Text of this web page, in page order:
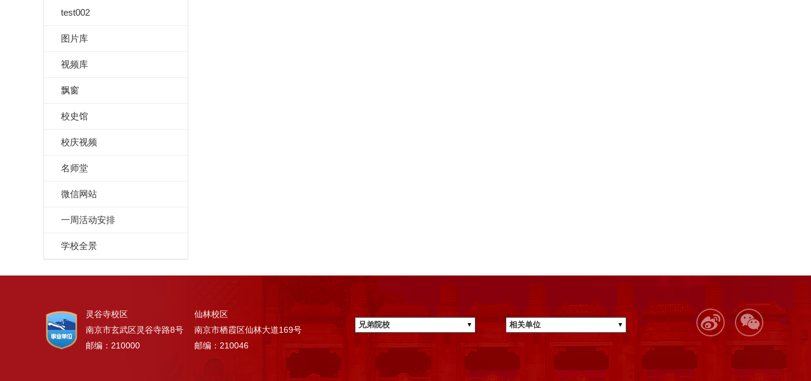
test002
图片库
视频库
飘窗
校史馆
校庆视频
名师堂
微信网站
一周活动安排
学校全景
灵谷寺校区
南京市玄武区灵谷寺路8号
邮编：210000
仙林校区
南京市栖霞区仙林大道169号
邮编：210046
兄弟院校 相关单位